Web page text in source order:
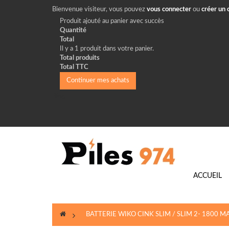
Bienvenue visiteur, vous pouvez vous connecter ou créer un
Produit ajouté au panier avec succès
Quantité
Total
Il y a 1 produit dans votre panier.
Total produits
Total TTC
Continuer mes achats
ACCUEIL
> BATTERIE WIKO CINK SLIM / SLIM 2- 1800